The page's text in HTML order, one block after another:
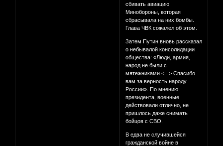
сбивать авиацию
Минобороны, которая
сбрасывала на них бомбы.
Глава ЧВК сожалел об этом.
Затем Путин вновь рассказал
о небывалой консолидации
общества: «Люди, армия,
народ не были с
мятежниками <...> Спасибо
вам за верность народу
России». По мнению
президента, военные
действовали отлично, не
пришлось даже снимать
бойцов с СВО.
В едва не случившейся
гражданской войне в